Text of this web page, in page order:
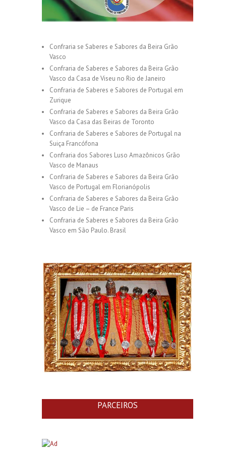
Confraria se Saberes e Sabores da Beira Grão
Vasco
Confraria de Saberes e Sabores da Beira Grão
Vasco da Casa de Viseu no Rio de Janeiro
Confraria de Saberes e Sabores de Portugal em
Zurique
Confraria de Saberes e Sabores da Beira Grão
Vasco da Casa das Beiras de Toronto
Confraria de Saberes e Sabores de Portugal na
Suiça Francófona
Confraria dos Sabores Luso Amazônicos Grão
Vasco de Manaus
Confraria de Saberes e Sabores da Beira Grão
Vasco de Portugal em Florianópolis
Confraria de Saberes e Sabores da Beira Grão
Vasco de Lie – de France Paris
Confraria de Saberes e Sabores da Beira Grão
Vasco em São Paulo. Brasil
PARCEIROS